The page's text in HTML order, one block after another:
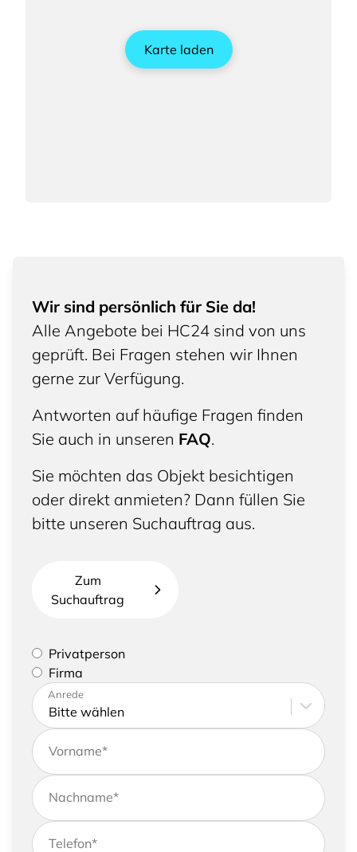
Karte laden
Wir sind persönlich für Sie da!
Alle Angebote bei HC24 sind von uns
geprüft. Bei Fragen stehen wir Ihnen
gerne zur Verfügung.
Antworten auf häufige Fragen finden
Sie auch in unseren FAQ.
Sie möchten das Objekt besichtigen
oder direkt anmieten? Dann füllen Sie
bitte unseren Suchauftrag aus.
Zum
Suchauftrag
Bitte geben Sie an, ob Sie eine Privatperson sind
oder eine Firma vertreten
Privatperson
Firma
Bitte tragen Sie Ihre Adresse sowie
Kontaktdaten ein
Anrede
Vorname*
Nachname*
Telefon*